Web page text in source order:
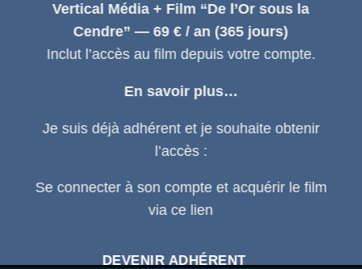
Vertical Média + Film “De l’Or sous la
Cendre” — 69 € / an (365 jours)
Inclut l’accès au film depuis votre compte.
En savoir plus…
Je suis déjà adhérent et je souhaite obtenir
l’accès :
Se connecterà son compte et acquérir le film
via ce lien
DEVENIR ADHÉRENT